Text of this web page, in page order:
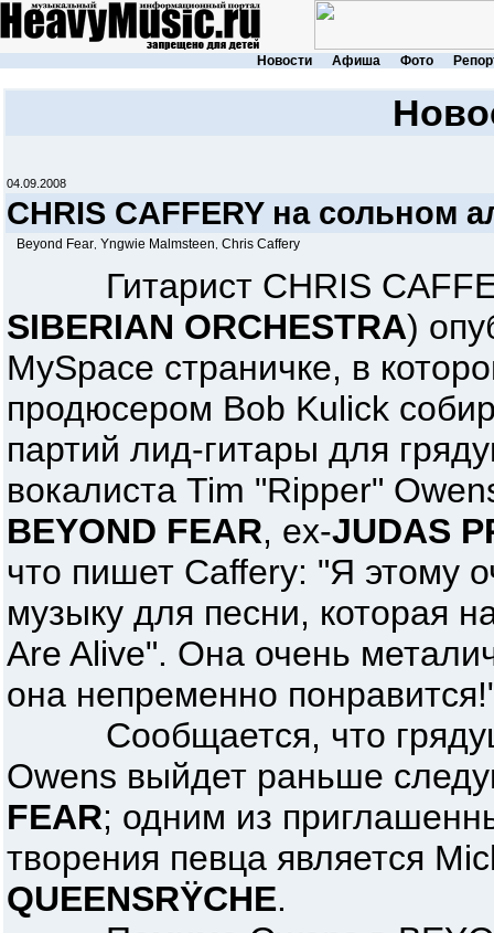
Новости Афиша Фото
04.09.2008
CHRIS CAFFERY на сольном
Beyond Fear Yngwie Malmsteen Chris Caffery
Гитарист CHRIS
SIBERIAN ORCHESTRA)
MySpace страничке, в
продюсером Bob Kulick
партий лид-гитары для
вокалиста Tim "Ripper"
BEYOND FEAR, ex-JUDAS
что пишет Caffery: "Я этому
музыку для песни, которая
Are Alive". Она очень
она непременно
Сообщается, что
Owens выйдет раньше
FEAR; одним из
творения певца является
QUEENSRŸCHE.